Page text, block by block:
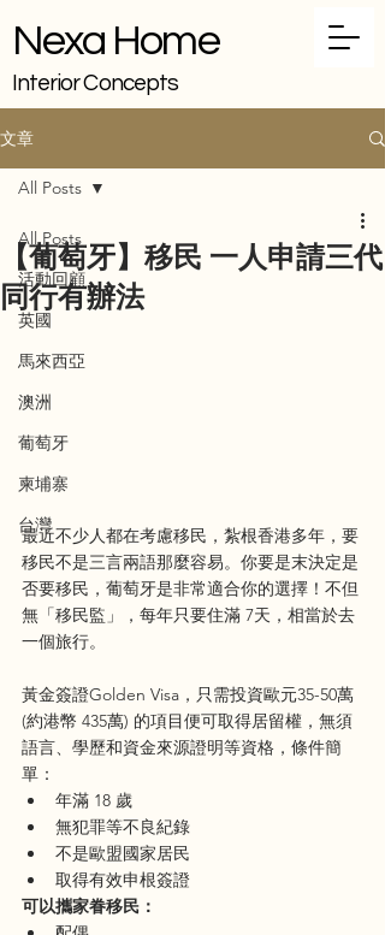
Nexa Home
Interior Concepts
文章
All Posts
活動回顧
英國
馬來西亞
澳洲
葡萄牙
柬埔寨
台灣
All Posts
【葡萄牙】移民 一人申請三代
同行有辦法
最近不少人都在考慮移民，紮根香港多年，要
移民不是三言兩語那麼容易。你要是末決定是
否要移民，葡萄牙是非常適合你的選擇！不但
無「移民監」，每年只要住滿 7天，相當於去
一個旅行。
黃金簽證Golden Visa，只需投資歐元35-50萬
(約港幣 435萬) 的項目便可取得居留權，無須
語言、學歷和資金來源證明等資格，條件簡
單：
年滿 18 歲
無犯罪等不良紀錄
不是歐盟國家居民
取得有效申根簽證
可以攜家眷移民：